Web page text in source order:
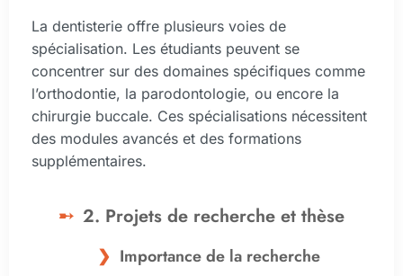
La dentisterie offre plusieurs voies de
spécialisation. Les étudiants peuvent se
concentrer sur des domaines spécifiques comme
l’orthodontie, la parodontologie, ou encore la
chirurgie buccale. Ces spécialisations nécessitent
des modules avancés et des formations
supplémentaires.
2. Projets de recherche et thèse
Importance de la recherche